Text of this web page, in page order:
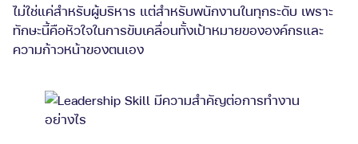
ไม่ใช่แค่สำหรับผู้บริหาร แต่สำหรับพนักงานในทุกระดับ เพราะ
ทักษะนี้คือหัวใจในการขับเคลื่อนทั้งเป้าหมายขององค์กรและ
ความก้าวหน้าของตนเอง